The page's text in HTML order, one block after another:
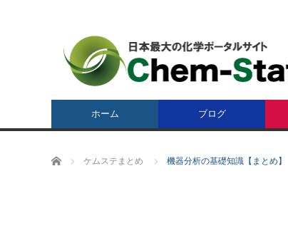
ホーム ブログ
ホーム ケムステまとめ 機器分析の基礎知識【まとめ】